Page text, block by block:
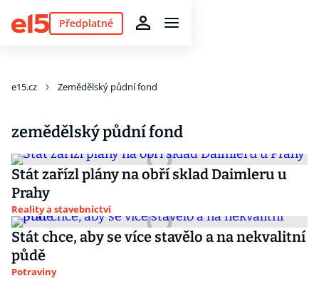
Předplatné
e15.cz Zemědělský půdní fond
zemědělský půdní fond
Stát zařízl plány na obří sklad Daimleru u
Prahy
Reality a stavebnictví
Stát chce, aby se více stavělo a na nekvalitní
půdě
Potraviny